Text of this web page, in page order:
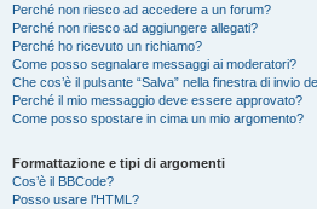
Perché non riesco ad accedere a un forum?
Perché non riesco ad aggiungere allegati?
Perché ho ricevuto un richiamo?
Come posso segnalare messaggi ai moderatori?
Che cos’è il pulsante “Salva” nella finestra di invio
Perché il mio messaggio deve essere approvato?
Come posso spostare in cima un mio argomento?
Formattazione e tipi di argomenti
Cos’è il BBCode?
Posso usare l’HTML?